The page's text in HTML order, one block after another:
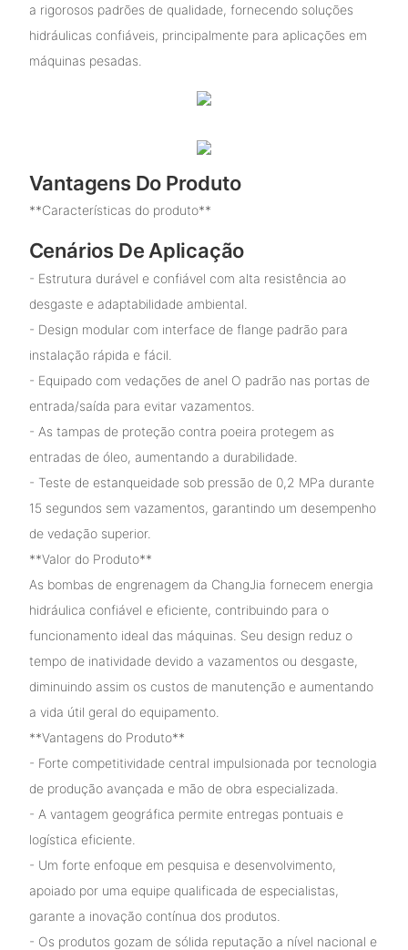
a rigorosos padrões de qualidade, fornecendo soluções
hidráulicas confiáveis, principalmente para aplicações em
máquinas pesadas.
Vantagens Do Produto
**Características do produto**
Cenários De Aplicação
- Estrutura durável e confiável com alta resistência ao
desgaste e adaptabilidade ambiental.
- Design modular com interface de flange padrão para
instalação rápida e fácil.
- Equipado com vedações de anel O padrão nas portas de
entrada/saída para evitar vazamentos.
- As tampas de proteção contra poeira protegem as
entradas de óleo, aumentando a durabilidade.
- Teste de estanqueidade sob pressão de 0,2 MPa durante
15 segundos sem vazamentos, garantindo um desempenho
de vedação superior.
**Valor do Produto**
As bombas de engrenagem da ChangJia fornecem energia
hidráulica confiável e eficiente, contribuindo para o
funcionamento ideal das máquinas. Seu design reduz o
tempo de inatividade devido a vazamentos ou desgaste,
diminuindo assim os custos de manutenção e aumentando
a vida útil geral do equipamento.
**Vantagens do Produto**
- Forte competitividade central impulsionada por tecnologia
de produção avançada e mão de obra especializada.
- A vantagem geográfica permite entregas pontuais e
logística eficiente.
- Um forte enfoque em pesquisa e desenvolvimento,
apoiado por uma equipe qualificada de especialistas,
garante a inovação contínua dos produtos.
- Os produtos gozam de sólida reputação a nível nacional e